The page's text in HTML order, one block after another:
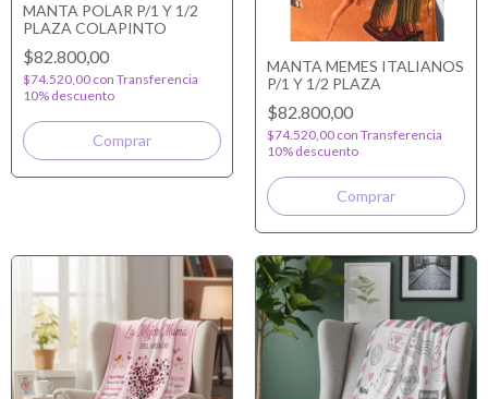
MANTA POLAR P/1 Y 1/2
PLAZA COLAPINTO
$82.800,00
$74.520,00 con Transferencia
10% descuento
MANTA MEMES ITALIANOS
P/1 Y 1/2 PLAZA
$82.800,00
$74.520,00 con Transferencia
10% descuento